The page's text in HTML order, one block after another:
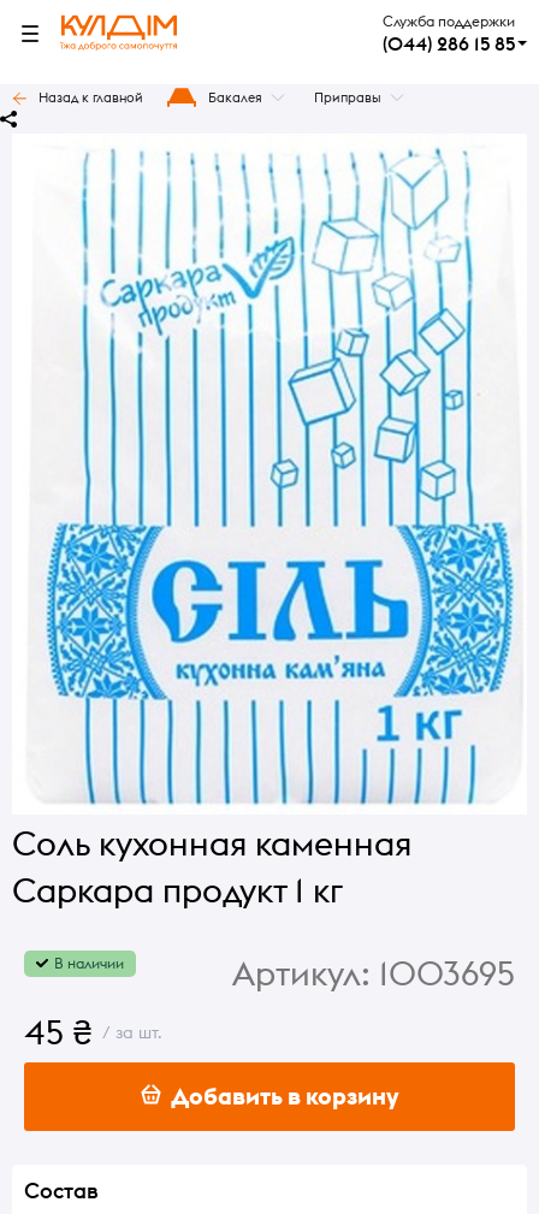
Служба поддержки
(044) 286 15 85
Назад к главной Бакалея Приправы
Соль кухонная каменная
Саркара продукт 1 кг
В наличии Артикул: 1003695
45 ₴ / за шт.
Добавить в корзину
Состав